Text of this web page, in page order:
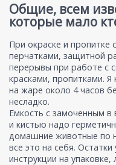
Общие, всем
которые мало
При окраске и пропитке
перчатками, защитной
перерывы при работе с
красками, пропитками.
на жаре около 4 часов
несладко.
Емкость с замоченным в
и кистью надо
домашние животные по
все это на себя.
инструкции на